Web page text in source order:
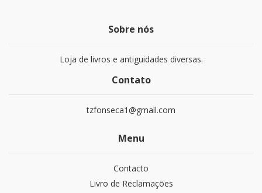
Sobre nós
Loja de livros e antiguidades diversas.
Contato
tzfonseca1@gmail.com
Menu
Contacto
Livro de Reclamações